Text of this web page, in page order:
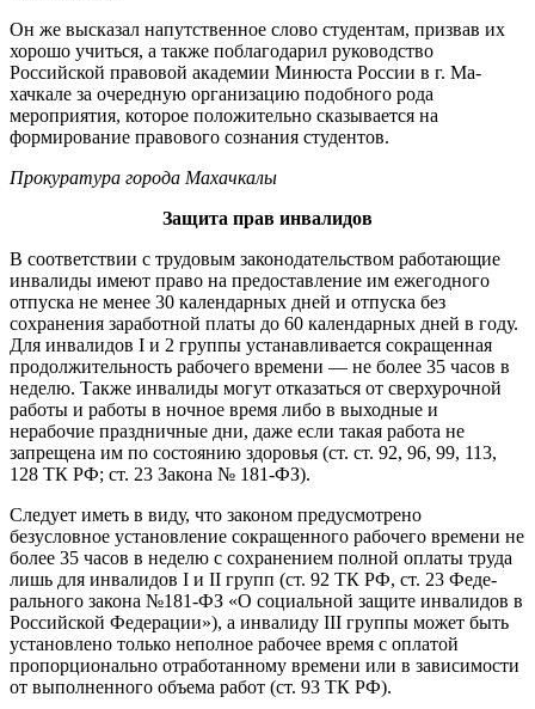
Он же высказал напутственное слово студентам, призвав их
хоро­шо учиться, а также поблагодарил руководство
Российской правовой академии Минюста России в г. Ма­
хачкале за очередную организа­цию подобного рода
мероприятия, которое положительно сказывает­ся на
формирование правового со­знания студентов.
Прокуратура города Махачкалы
Защита прав инвалидов
В соответствии с трудовым за­конодательством работающие
инвалиды имеют право на предо­ставление им ежегодного
отпуска не менее 30 календарных дней и отпуска без
сохранения заработ­ной платы до 60 календарных дней в году.
Для инвалидов I и 2 груп­пы устанавливается сокращенная
продолжительность рабочего вре­мени — не более 35 часов в
неделю. Также инвалиды могут отказаться от сверхурочной
работы и работы в ночное время либо в выходные и
нерабочие праздничные дни, даже если такая работа не
запрещена им по состоянию здоровья (ст. ст. 92, 96, 99, 113,
128 ТК РФ; ст. 23 Закона № 181-ФЗ).
Следует иметь в виду, что зако­ном предусмотрено
безусловное установление сокращенного ра­бочего времени не
более 35 часов в неделю с сохранением полной оплаты труда
лишь для инвалидов I и II групп (ст. 92 ТК РФ, ст. 23 Феде­
рального закона №181-ФЗ «О со­циальной защите инвалидов в
Рос­сийской Федерации»), а инвалиду III группы может быть
установлено только неполное рабочее время с оплатой
пропорционально отрабо­танному времени или в зависимо­сти
от выполненного объема работ (ст. 93 ТК РФ).